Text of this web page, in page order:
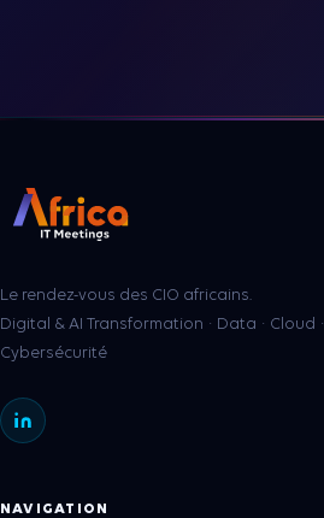
Le rendez-vous des CIO africains.
Digital & AI Transformation · Data · Cloud ·
Cybersécurité
NAVIGATION